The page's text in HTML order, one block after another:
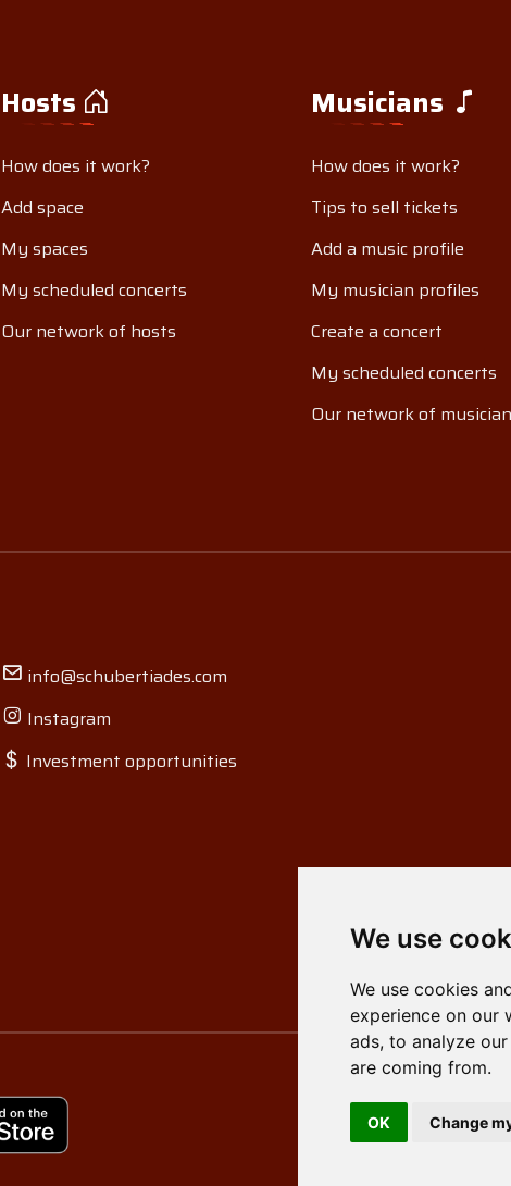
We use
We use cookies
experience on our
ads, to analyze
are coming from.
OK Change
Hosts
How does it work?
Add space
My spaces
My scheduled concerts
Our network of hosts
Musicians
How does it work?
Tips to sell tickets
Add a music profile
My musician profiles
Create a concert
My scheduled concerts
Our network of
info@schubertiades.com
Instagram
Investment opportunities